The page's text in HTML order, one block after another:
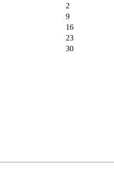
2
9
16
23
30